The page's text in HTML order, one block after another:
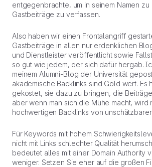
entgegenbrachte, um in seinem Namen zu
Gastbeiträge zu verfassen.
Also haben wir einen Frontalangriff
Gastbeiträge in allen nur erdenklichen
und Dienstleister veröffentlicht sowie
so gut wie jedem, der sich dafür hergab.
meinem Alumni-Blog der Universität
akademische Backlinks sind Gold wert. Es
gekostet, sie dazu zu bringen, die
aber wenn man sich die Mühe macht, wird
hochwertigen Backlinks von
Für Keywords mit hohem
nicht mit Links schlechter Qualität
bedeutet alles mit einer Domain Authority
weniger. Setzen Sie eher auf die großen